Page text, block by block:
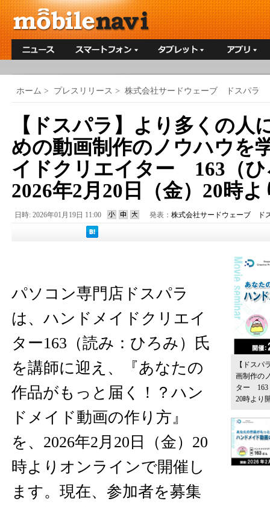
ホーム > プレスリリース > 株式会社サードウェーブ ドスパラ
【ドスパラ】より多くの人
めの動画制作のノウハウ
イドクリエイター 163（ひ
2026年2月20日（金）20時
日時: 2026年01月19日 11:00 発表： 株式会社サードウェーブ ド
【ドスパ
画制作の
ター 163
20時より
パソコン専門店ドスパラ
は、ハンドメイドクリエイ
ター163（読み：ひろみ）氏
を講師に迎え、『あなたの
作品がもっと届く！？ハン
ドメイド動画の作り方』
を、2026年2月20日（金）20
時よりオンラインで開催し
ます。現在、参加者を募集